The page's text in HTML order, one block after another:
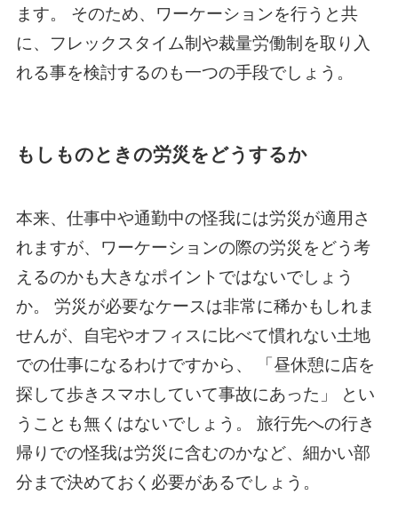
ます。 そのため、ワーケーションを行うと共
に、フレックスタイム制や裁量労働制を取り入
れる事を検討するのも一つの手段でしょう。
もしものときの労災をどうするか
本来、仕事中や通勤中の怪我には労災が適用さ
れますが、ワーケーションの際の労災をどう考
えるのかも大きなポイントではないでしょう
か。 労災が必要なケースは非常に稀かもしれま
せんが、自宅やオフィスに比べて慣れない土地
での仕事になるわけですから、 「昼休憩に店を
探して歩きスマホしていて事故にあった」 とい
うことも無くはないでしょう。 旅行先への行き
帰りでの怪我は労災に含むのかなど、細かい部
分まで決めておく必要があるでしょう。